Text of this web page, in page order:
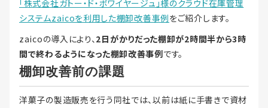
「株式会社ガトー・ド・ボワイヤージュ」様のクラウド在庫管理
システムzaicoを利用した棚卸改善事例をご紹介します。
zaicoの導入により、2日がかりだった棚卸が2時間半から3時
間で終わるようになった棚卸改善事例です。
棚卸改善前の課題
洋菓子の製造販売を行う同社では、以前は紙に手書きで資材